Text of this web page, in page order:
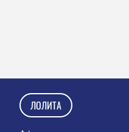
ЛОЛИТА